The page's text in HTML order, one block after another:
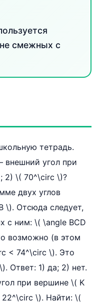
не смежных с
тетрадь.
угол при
2) \( 70^\circ \)?
двух углов
\). Отсюда следует,
с ним: \( \angle BCD
возможно (в этом
< 74^\circ \). Это
Ответ: 1) да; 2) нет.
при вершине \( K
\). Найти: \(